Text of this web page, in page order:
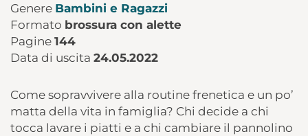
Genere Bambini e Ragazzi
Formato brossura con alette
Pagine 144
Data di uscita 24.05.2022
Come sopravvivere alla routine frenetica e un po’
matta della vita in famiglia? Chi decide a chi
tocca lavare i piatti e a chi cambiare il pannolino